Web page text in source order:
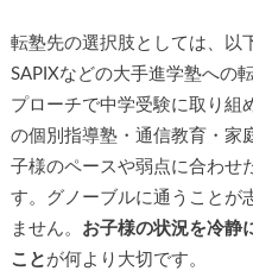
転塾先の選択肢としては、以
SAPIXなどの大手進学塾への
プローチで中学受験に取り組
の個別指導塾・通信教育・家
子様のペースや弱点に合わせ
す。グノーブルに通うことが
ません。 お子様の状況を冷静
こと が何より大切です。